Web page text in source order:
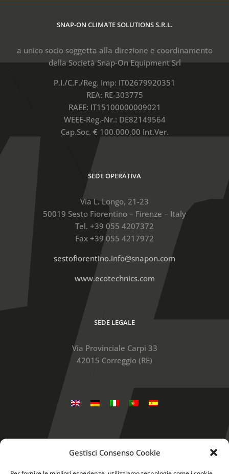
Gestisci Consenso Cookie
SNAP-ON CLIMATE SOLUTIONS S.R.L.
a unico socio soggetta alla direzione e coordinamento
della Società Snap-On Equipment Srl
P.I./C.F./Reg. Imp: IT02679920351
REA: RE-303775
RAEE: IT15100000009021
WEEE-Reg.-Nr.: DE82149564
Cap.Soc. € 100.000,00 Int.Ver.
SEDE OPERATIVA
Via L. Longo, 21-23
50019 Sesto Fiorentino – Firenze – Italy
Tel. +39 055 4207372
Fax +39 055 4217972
sestofiorentino.info@snapon.com
www.ecotechnics.com
SEDE LEGALE
Via Provinciale Carpi 33
42015 Correggio (RE)
Snap-on is a trademark, registered in the United